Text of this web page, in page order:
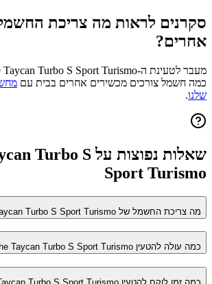
סקרנים לראות מה צריכת
אחרים?
מעבר לטעינת ה-Taycan Turbo S Sport Turismo
כמה חשמל צורכים מכשירים אחרים בבית עם
שלנו.
שאלות נפוצות עלTurbo S
Sport Turismo
מה צריכת החשמל של Porsche Taycan Turbo S Sport Turismo?
כמה עולה להטעין Porsche Taycan Turbo S Sport Turismo?